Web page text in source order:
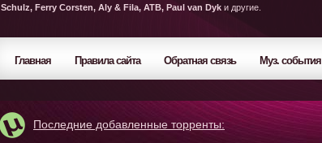
Schulz, Ferry Corsten, Aly & Fila, ATB, Paul van Dyk и другие.
Главная Правила сайта Обратная связь Муз. события
Последние добавленные торренты: